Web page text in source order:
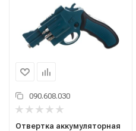
090.608.030
Отвертка аккумуляторная